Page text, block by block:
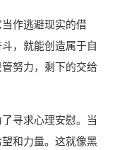
作逃避现实的借
，就能创造属于自
努力，剩下的交给
寻求心理安慰。当
和力量。这就像黑